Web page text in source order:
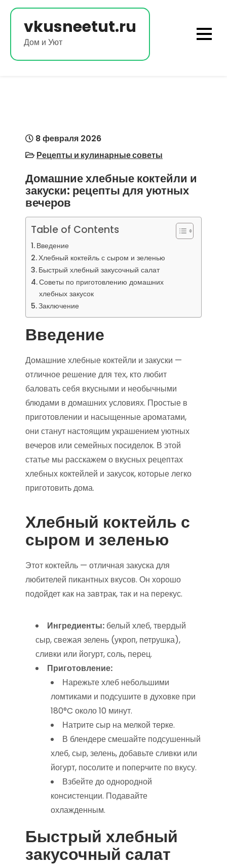
Перейти
содержимому
vkusneetut.ru
Дом и Уют
8 февраля 2026
Рецепты и кулинарные советы
Домашние хлебные коктейли и
закуски: рецепты для уютных
вечеров
Table of Contents
Введение
Хлебный коктейль с сыром и зеленью
Быстрый хлебный закусочный салат
Советы по приготовлению домашних
хлебных закусок
Заключение
Введение
Домашние хлебные коктейли и закуски —
отличное решение для тех, кто любит
баловать себя вкусными и необычными
блюдами в домашних условиях. Простые в
приготовлении и насыщенные ароматами,
они станут настоящим украшением уютных
вечеров или семейных посиделок. В этой
статье мы расскажем о вкусных рецептах
хлебных коктейлей и закусок, которые легко
приготовить дома.
Хлебный коктейль с
сыром и зеленью
Этот коктейль — отличная закуска для
любителей пикантных вкусов. Он хорошо
подойдет как на завтрак, так и на перекус.
Ингредиенты: белый хлеб, твердый
сыр, свежая зелень (укроп, петрушка),
сливки или йогурт, соль, перец.
Приготовление:
Нарежьте хлеб небольшими
ломтиками и подсушите в духовке при
180°C около 10 минут.
Натрите сыр на мелкой терке.
В блендере смешайте подсушенный
хлеб, сыр, зелень, добавьте сливки или
йогурт, посолите и поперчите по вкусу.
Взбейте до однородной
консистенции. Подавайте
охлажденным.
Быстрый хлебный
закусочный салат